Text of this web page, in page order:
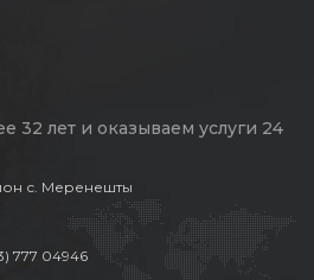
32 лет и оказываем услуги 24
с. Меренешты
777 04946